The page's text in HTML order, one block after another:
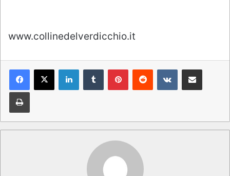
www.collinedelverdicchio.it